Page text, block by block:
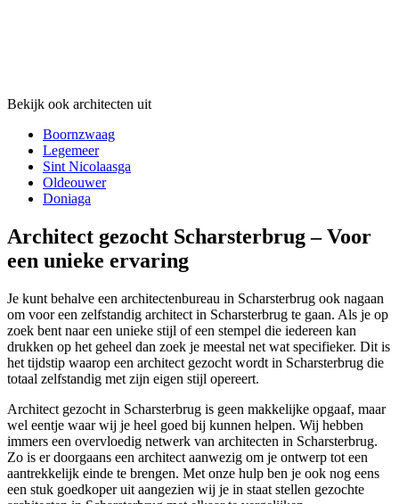
Bekijk ook architecten uit
Boornzwaag
Legemeer
Sint Nicolaasga
Oldeouwer
Doniaga
Architect gezocht Scharsterbrug – Voor
een unieke ervaring
Je kunt behalve een architectenbureau in Scharsterbrug ook nagaan
om voor een zelfstandig architect in Scharsterbrug te gaan. Als je op
zoek bent naar een unieke stijl of een stempel die iedereen kan
drukken op het geheel dan zoek je meestal net wat specifieker. Dit is
het tijdstip waarop een architect gezocht wordt in Scharsterbrug die
totaal zelfstandig met zijn eigen stijl opereert.
Architect gezocht in Scharsterbrug is geen makkelijke opgaaf, maar
wel eentje waar wij je heel goed bij kunnen helpen. Wij hebben
immers een overvloedig netwerk van architecten in Scharsterbrug.
Zo is er doorgaans een architect aanwezig om je ontwerp tot een
aantrekkelijk einde te brengen. Met onze hulp ben je ook nog eens
een stuk goedkoper uit aangezien wij je in staat stellen gezochte